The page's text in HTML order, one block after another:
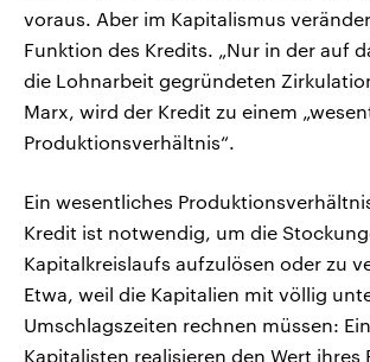
voraus. Aber im Kapitalismus
Funktion des Kredits. „Nur in der auf
die Lohnarbeit gegründeten
Marx, wird der Kredit zu einem
Produktionsverhältnis“.
Ein wesentliches
Kredit ist notwendig, um die
Kapitalkreislaufs aufzulösen oder zu
Etwa, weil die Kapitalien mit völlig
Umschlagszeiten rechnen müssen:
Kapitalisten realisieren den Wert ihres